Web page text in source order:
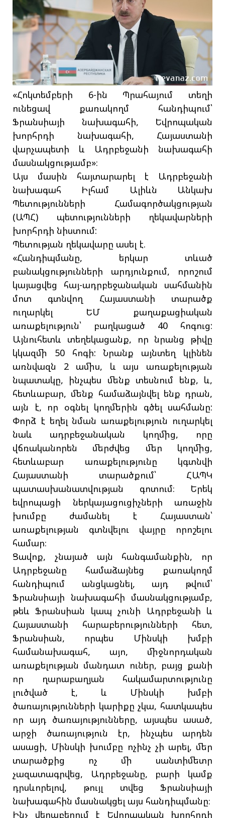
«Հոկտեմբերի 6-ին Պրահայում տեղի
ունեցավ քառակողմ հանդիպում՝
Ֆրանսիայի նախագահի, Եվրոպական
խորհրդի նախագահի, Հայաստանի
վարչապետի և Ադրբեջանի նախագահի
մասնակցությամբ»։
Այս մասին հայտարարել է Ադրբեջանի
նախագահ Իլհամ Ալիևն Անկախ
Պետությունների Համագործակցության
(ԱՊՀ) պետությունների ղեկավարների
խորհրդի նիստում:
Պետության ղեկավարը ասել է.
«Հանդիպմանը, երկար տևած
բանակցությունների արդյունքում, որոշում
կայացվեց հայ-ադրբեջանական սահմանին
մոտ գտնվող Հայաստանի տարածք
ուղարկել ԵՄ քաղաքացիական
առաքելություն՝ բաղկացած 40 հոգուց:
Այնուհետև տեղեկացանք, որ նրանց թիվը
կկազմի 50 հոգի: Նրանք այնտեղ կլինեն
առնվազն 2 ամիս, և այս առաքելության
նպատակը, ինչպես մենք տեսնում ենք, և,
հետևաբար, մենք համաձայնվել ենք դրան,
այն է, որ օգնել կողմերին գծել սահմանը:
Փորձ է եղել նման առաքելություն ուղարկել
նաև ադրբեջանական կողմից, որը
վճռականորեն մերժվեց մեր կողմից,
հետևաբար առաքելությունը կգտնվի
Հայաստանի տարածքում՝ ՀԱՊԿ
պատասխանատվության գոտում։ Երեկ
եվրոպացի ներկայացուցիչների առաջին
խումբը ժամանել է Հայաստան՝
առաքելության գտնվելու վայրը որոշելու
համար։
Ցավոք, չնայած այն հանգամանքին, որ
Ադրբեջանը համաձայնեց քառակողմ
հանդիպում անցկացնել, այդ թվում՝
Ֆրանսիայի նախագահի մասնակցությամբ,
թեև Ֆրանսիան կապ չունի Ադրբեջանի և
Հայաստանի հարաբերությունների հետ,
Ֆրանսիան, որպես Մինսկի խմբի
համանախագահ, այո, միջնորդական
առաքելության մանդատ ուներ, բայց քանի
որ ղարաբաղյան հակամարտությունը
լուծված է, և Մինսկի խմբի
ծառայությունների կարիքը չկա, հատկապես
որ այդ ծառայությունները, այսպես ասած,
արջի ծառայություն էր, ինչպես արդեն
ասացի, Մինսկի խումբը ոչինչ չի արել, մեր
տարածքից ոչ մի սանտիմետր
չազատագրվեց, Ադրբեջանը, բարի կամք
դրսևորելով, թույլ տվեց Ֆրանսիայի
նախագահին մասնակցել այս հանդիպմանը։
Ինչ վերաբերում է Եվրոպական խորհրդի